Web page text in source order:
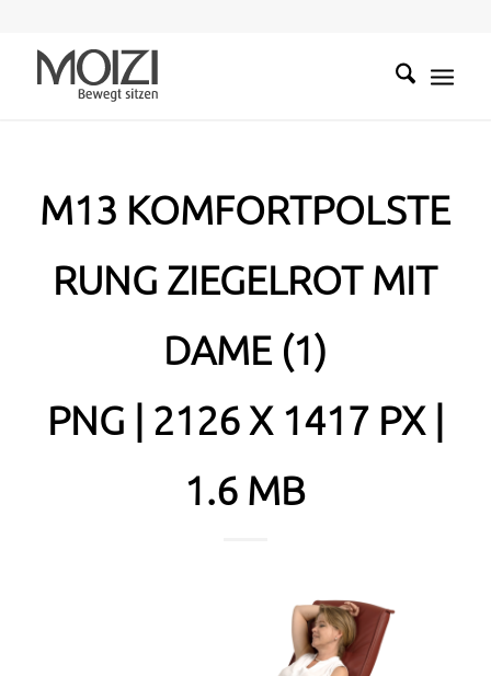
M13 KOMFORTPOLSTE
RUNG ZIEGELROT MIT
DAME (1)
PNG | 2126 X 1417 PX |
1.6 MB